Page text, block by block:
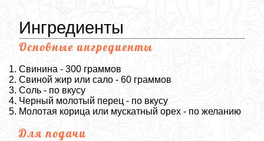
Ингредиенты
Основные ингредиенты
Свинина - 300 граммов
Свиной жир или сало - 60 граммов
Соль - по вкусу
Черный молотый перец - по вкусу
Молотая корица или мускатный орех - по желанию
Для подачи